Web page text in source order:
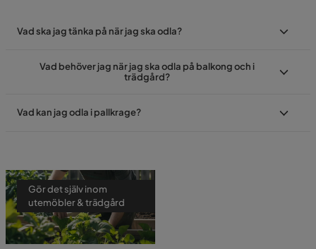
Vad ska jag tänka på när jag ska odla?
Vad behöver jag när jag ska odla på balkong och i
trädgård?
Vad kan jag odla i pallkrage?
Gör det själv inom
utemöbler & trädgård